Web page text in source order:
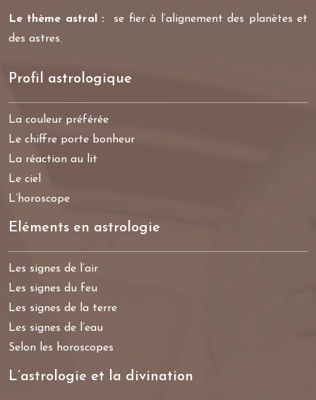
Le thème astral :
se fier à l’alignement des planètes et
des astres.
Profil astrologique
La couleur préférée
Le chiffre porte bonheur
La réaction au lit
Le ciel
L’horoscope
Eléments en astrologie
Les signes de l’air
Les signes du feu
Les signes de la terre
Les signes de l’eau
Selon les horoscopes
L’astrologie et la divination